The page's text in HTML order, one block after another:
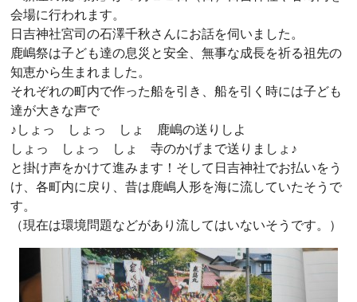
b
o
o
k
n
a
t
会場に行われます。
日吉神社宮司の石澤千秋さんにお話を伺いました。
鹿嶋祭は子ども達の息災と安全、無事な成長を祈る祖先の
知恵から生まれました。
それぞれの町内で作った船を引き、船を引く時には子ども
達が大きな声で
♪しょっ しょっ しょ 鹿嶋の送りしよ
しょっ しょっ しょ 寺のかげまで送りましょ♪
と掛け声をかけて進みます！そして日吉神社でお払いをう
け、各町内に戻り、昔は鹿嶋人形を海に流していたそうで
す。
（現在は環境問題などがあり流してはいないそうです。）